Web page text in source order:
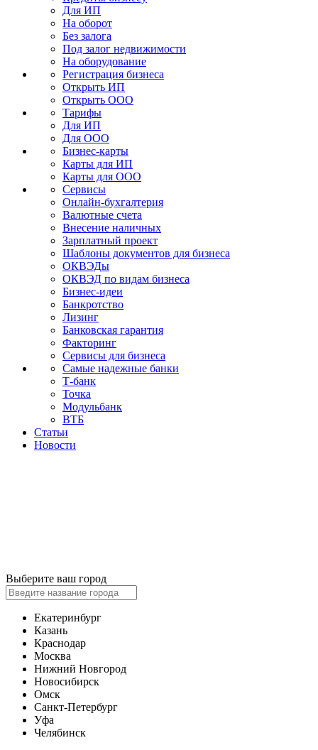
Для ИП
На оборот
Без залога
Под залог недвижимости
На оборудование
Регистрация бизнеса
Открыть ИП
Открыть ООО
Тарифы
Для ИП
Для ООО
Бизнес-карты
Карты для ИП
Карты для ООО
Сервисы
Онлайн-бухгалтерия
Валютные счета
Внесение наличных
Зарплатный проект
Шаблоны документов для бизнеса
ОКВЭДы
ОКВЭД по видам бизнеса
Бизнес-идеи
Банкротство
Лизинг
Банковская гарантия
Факторинг
Сервисы для бизнеса
Самые надежные банки
Т-банк
Точка
Модульбанк
ВТБ
Статьи
Новости
Выберите ваш город
Екатеринбург
Казань
Краснодар
Москва
Нижний Новгород
Новосибирск
Омск
Санкт-Петербург
Уфа
Челябинск